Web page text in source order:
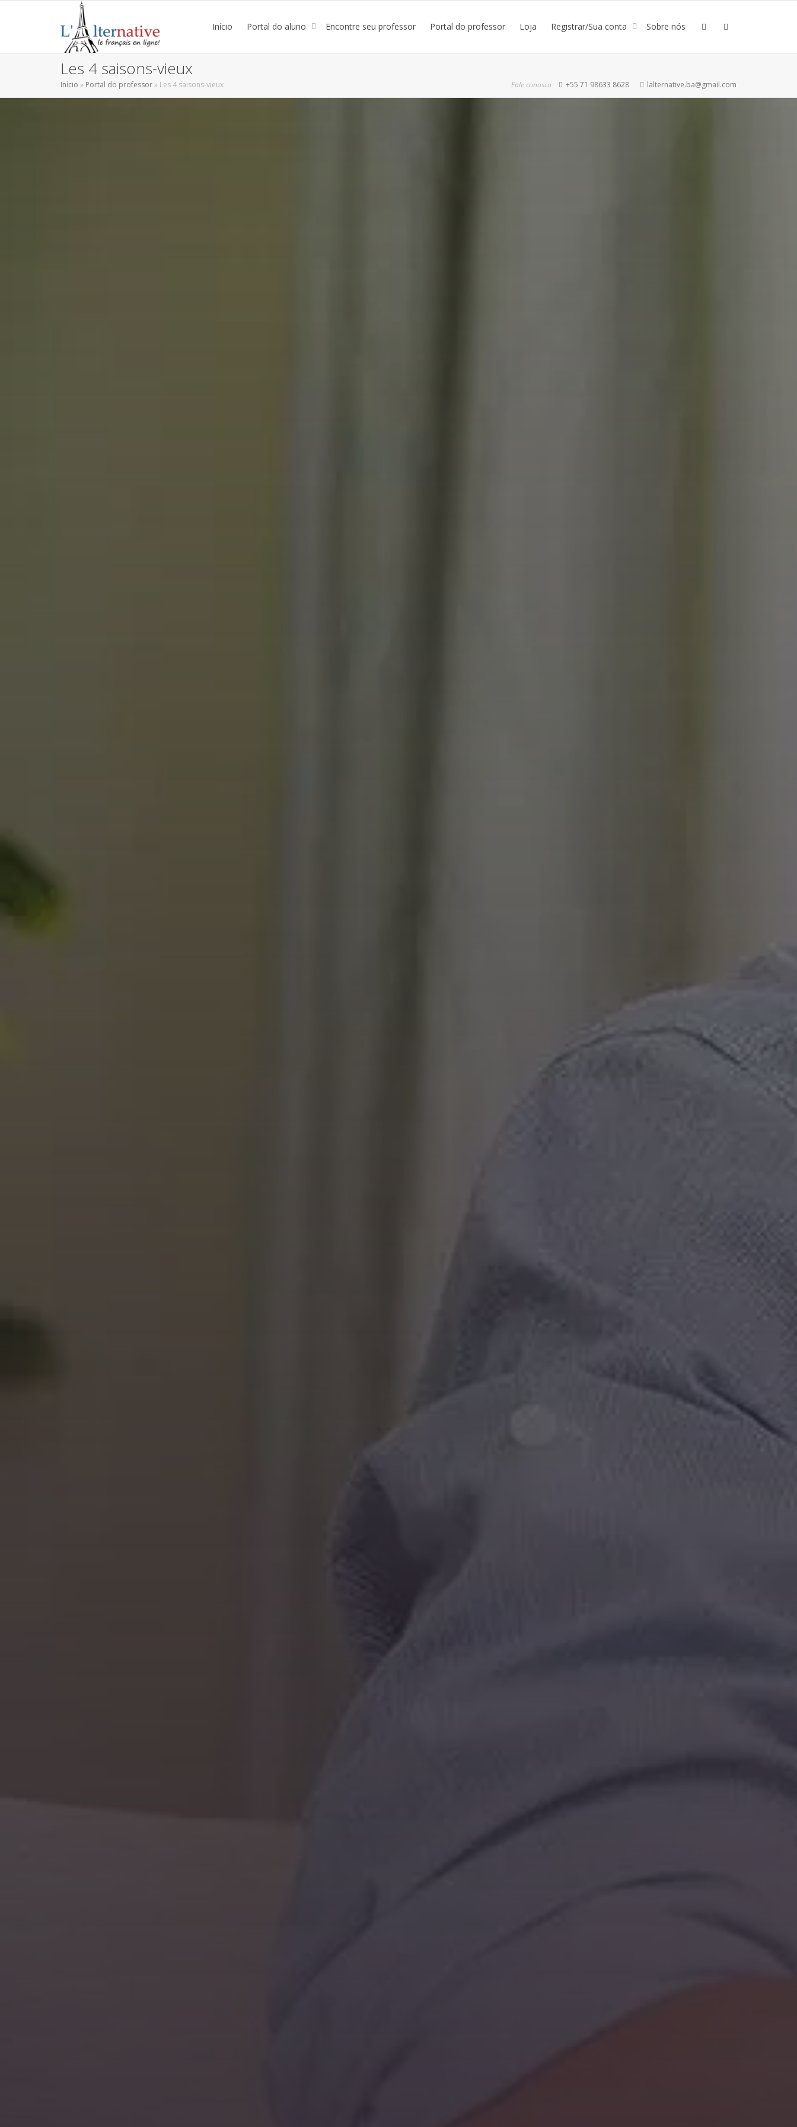
Início Portal do aluno Encontre seu professor Portal do professor Loja Registrar/Sua conta Sobre nós
Les 4 saisons-vieux
Início » Portal do professor» Les 4 saisons-vieux Fale conosco +55 71 98633 8628 lalternative.ba@gmail.com